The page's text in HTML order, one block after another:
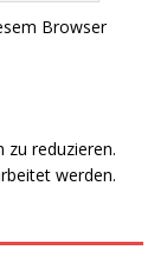
Browser
zu reduzieren.
werden.